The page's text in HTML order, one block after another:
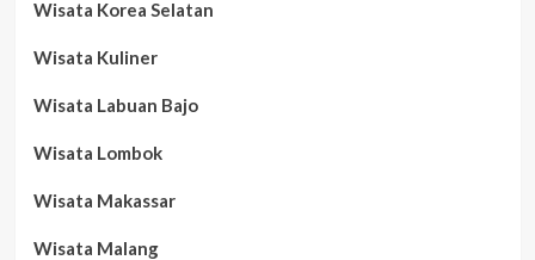
Wisata Korea Selatan
Wisata Kuliner
Wisata Labuan Bajo
Wisata Lombok
Wisata Makassar
Wisata Malang